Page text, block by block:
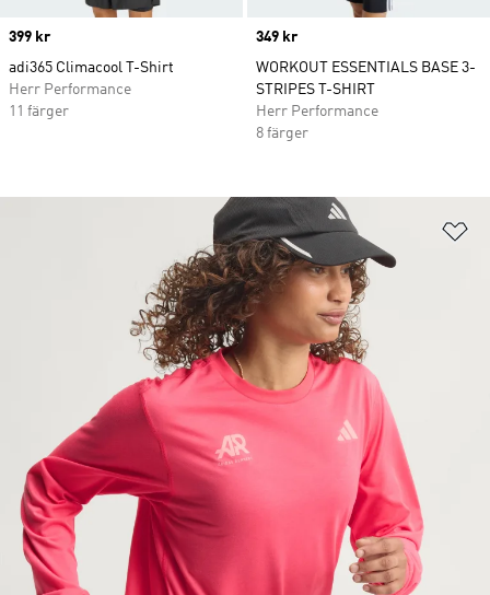
Price
399 kr
adi365 Climacool T-Shirt
Herr Performance
11 färger
Price
349 kr
WORKOUT ESSENTIALS BASE 3-
STRIPES T-SHIRT
Herr Performance
8 färger